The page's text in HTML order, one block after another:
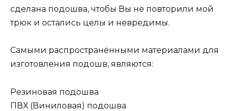
сделана подошва, чтобы Вы не повторили мой
трюк и остались целы и невредимы.
Самыми распространёнными материалами для
изготовления подошв, являются:
Резиновая подошва
ПВХ (Виниловая) подошва